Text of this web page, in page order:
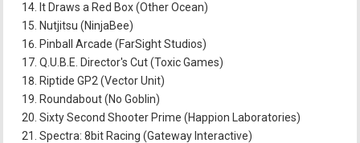
It Draws a Red Box (Other Ocean)
Nutjitsu (NinjaBee)
Pinball Arcade (FarSight Studios)
Q.U.B.E. Director's Cut (Toxic Games)
Riptide GP2 (Vector Unit)
Roundabout (No Goblin)
Sixty Second Shooter Prime (Happion Laboratories)
Spectra: 8bit Racing (Gateway Interactive)